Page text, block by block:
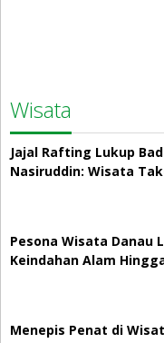
Wisata
Jajal Rafting Lukup
Nasiruddin: Wisata
Pesona Wisata Danau
Keindahan Alam
Menepis Penat di